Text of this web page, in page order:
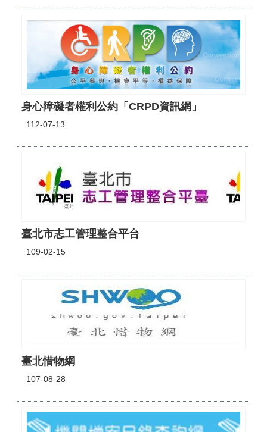
身心障礙者權利公約「CRPD資訊網」
112-07-13
臺北市志工管理整合平台
109-02-15
臺北惜物網
107-08-28